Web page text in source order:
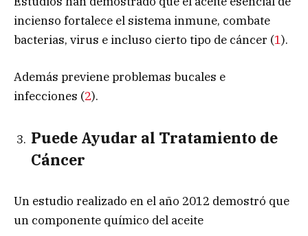
incienso fortalece el sistema inmune, combate
bacterias, virus e incluso cierto tipo de cáncer (1).
Además previene problemas bucales e
infecciones (2).
Puede Ayudar al Tratamiento de
Cáncer
Un estudio realizado en el año 2012 demostró que
un componente químico del aceite